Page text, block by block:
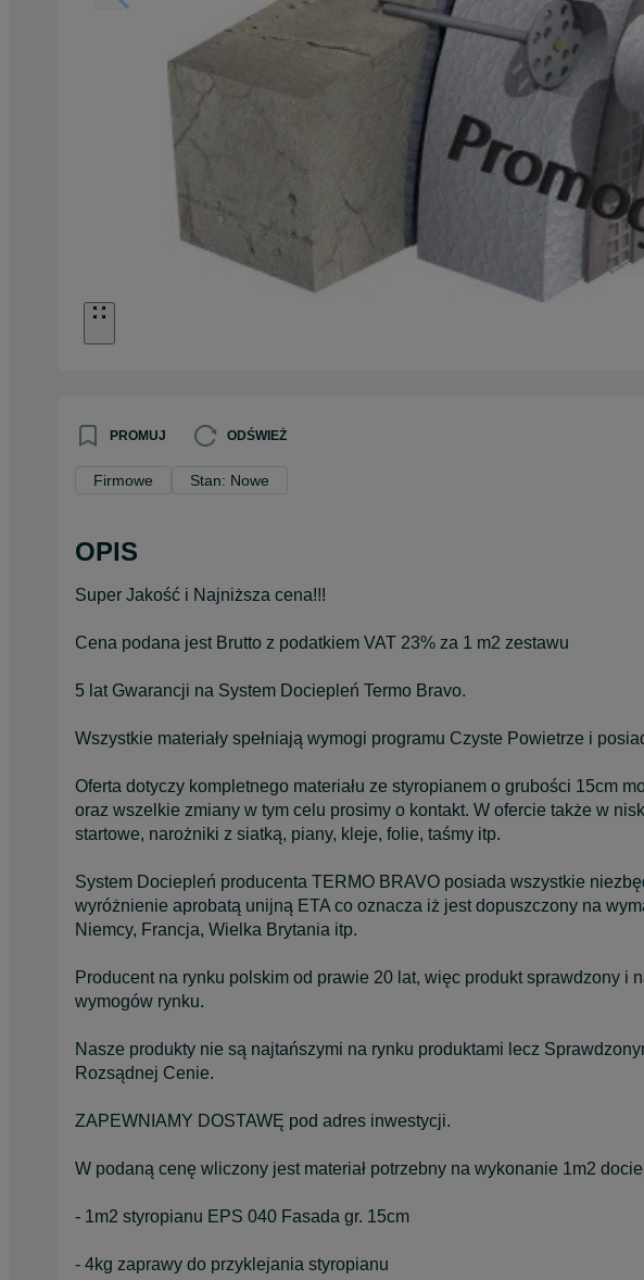
PROMUJ ODŚWIEŻ
Firmowe Stan: Nowe
OPIS
Super Jakość i Najniższa cena!!!
Cena podana jest Brutto z podatkiem VAT 23% za 1 m2 zestawu
5 lat Gwarancji na System Dociepleń Termo Bravo.
Wszystkie materiały spełniają wymogi programu Czyste Powietrze i
Oferta dotyczy kompletnego materiału ze styropianem o grubości 15cm
oraz wszelkie zmiany w tym celu prosimy o kontakt. W ofercie także w
startowe, narożniki z siatką, piany, kleje, folie, taśmy itp.
System Dociepleń producenta TERMO BRAVO posiada wszystkie
wyróżnienie aprobatą unijną ETA co oznacza iż jest dopuszczony na
Niemcy, Francja, Wielka Brytania itp.
Producent na rynku polskim od prawie 20 lat, więc produkt sprawdzony i
wymogów rynku.
Nasze produkty nie są najtańszymi na rynku produktami lecz
Rozsądnej Cenie.
ZAPEWNIAMY DOSTAWĘ pod adres inwestycji.
W podaną cenę wliczony jest materiał potrzebny na wykonanie 1m2
- 1m2 styropianu EPS 040 Fasada gr. 15cm
- 4kg zaprawy do przyklejania styropianu